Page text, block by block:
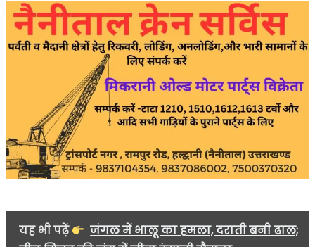
यह भी पढ़ें
जंगल में भालू का हमला, दराती बनी ढाल;